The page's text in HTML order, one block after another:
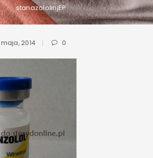
stanazololinjEP
maja, 2014 0